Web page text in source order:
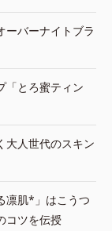
ーバーナイトブラ
「とろ蜜ティン
大人世代のスキン
凛肌*」はこうつ
コツを伝授